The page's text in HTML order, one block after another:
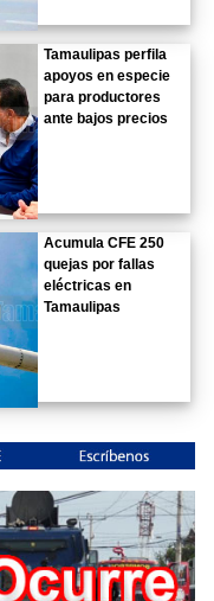
Tamaulipas perfila
apoyos en especie
para productores
ante bajos precios
Acumula CFE 250
quejas por fallas
eléctricas en
Tamaulipas